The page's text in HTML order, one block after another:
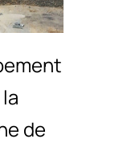
de